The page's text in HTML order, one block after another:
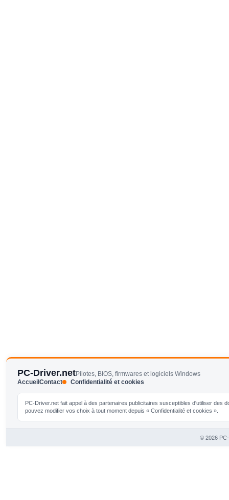
PC-Driver.netPilotes, BIOS, firmwares et logiciels Windows
AccueilContact Confidentialité et cookies
PC-Driver.net fait appel à des partenaires publicitaires susceptibles d'utiliser
pouvez modifier vos choix à tout moment depuis « Confidentialité et cookies ».
© 2026